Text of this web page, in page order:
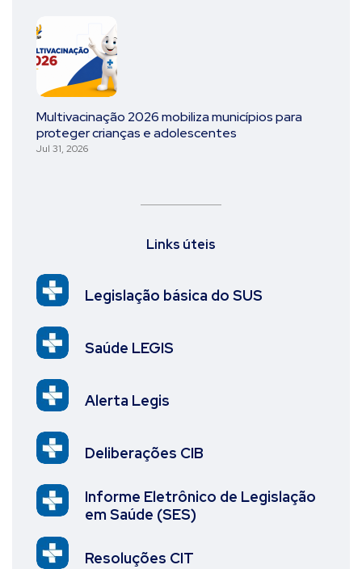
Multivacinação 2026 mobiliza municípios para
proteger crianças e adolescentes
Jul 31, 2026
Links úteis
Legislação básica do SUS
Saúde LEGIS
Alerta Legis
Deliberações CIB
Informe Eletrônico de Legislação
em Saúde (SES)
Resoluções CIT